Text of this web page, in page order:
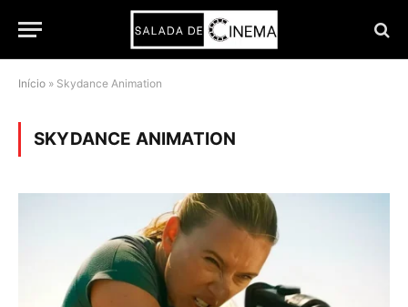
Início » Skydance Animation
SKYDANCE ANIMATION